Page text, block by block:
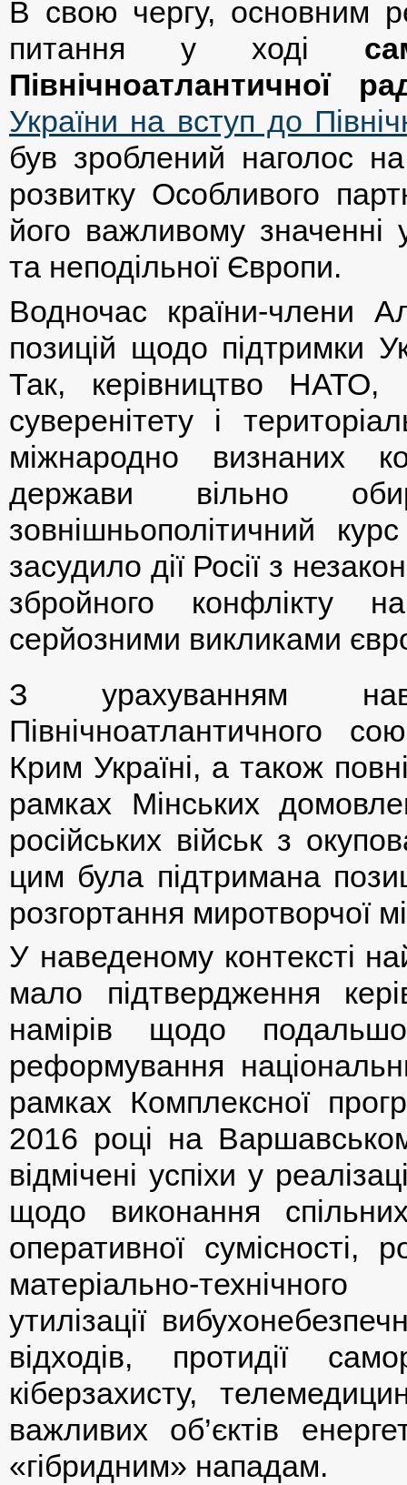
В свою чергу, основним
питання у ході
Північноатлантичної
України на вступ до
був зроблений наголос
розвитку Особливого
його важливому значенні
та неподільної Європи.
Водночас країни-члени
позицій щодо підтримки
Так, керівництво НАТО,
суверенітету і
міжнародно визнаних
держави вільно
зовнішньополітичний
засудило дії Росії з
збройного конфлікту
серйозними викликами
З урахуванням
Північноатлантичного
Крим Україні, а також
рамках Мінських
російських військ з
цим була підтримана
розгортання миротворчої
У наведеному контексті
мало підтвердження
намірів щодо
реформування
рамках Комплексної
2016 році на
відмічені успіхи у
щодо виконання
оперативної сумісності,
матеріально-
утилізації
відходів, протидії
кіберзахисту,
важливих об’єктів
«гібридним» нападам.